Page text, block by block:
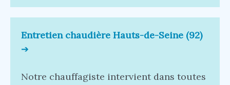
Entretien chaudière Hauts-de-Seine (92)
➔
Notre chauffagiste intervient dans toutes